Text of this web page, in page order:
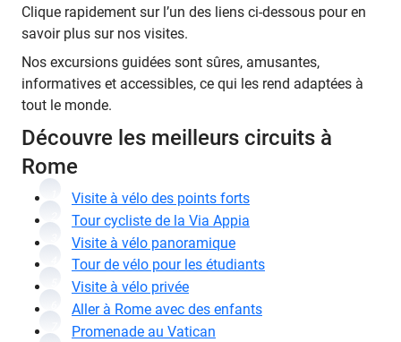
Clique rapidement sur l’un des liens ci-dessous pour en
savoir plus sur nos visites.
Nos excursions guidées sont sûres, amusantes,
informatives et accessibles, ce qui les rend adaptées à
tout le monde.
Découvre les meilleurs circuits à
Rome
Visite à vélo des points forts
Tour cycliste de la Via Appia
Visite à vélo panoramique
Tour de vélo pour les étudiants
Visite à vélo privée
Aller à Rome avec des enfants
Promenade au Vatican